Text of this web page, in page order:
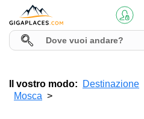
Il vostro modo: Destinazione
Mosca